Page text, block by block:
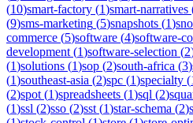
(10)smart-factory (1)smart-narratives
(9)sms-marketing (5)snapshots (1)
commerce (5)software (4)software-
development (1)software-selection (2
(1)solutions (1)sop (2)south-africa (3)
(1)southeast-asia (2)spc (1)specialty (
(2)spot (1)spreadsheets (1)sql (2)
(1)ssl (2)sso (2)sst (1)star-schema (2)